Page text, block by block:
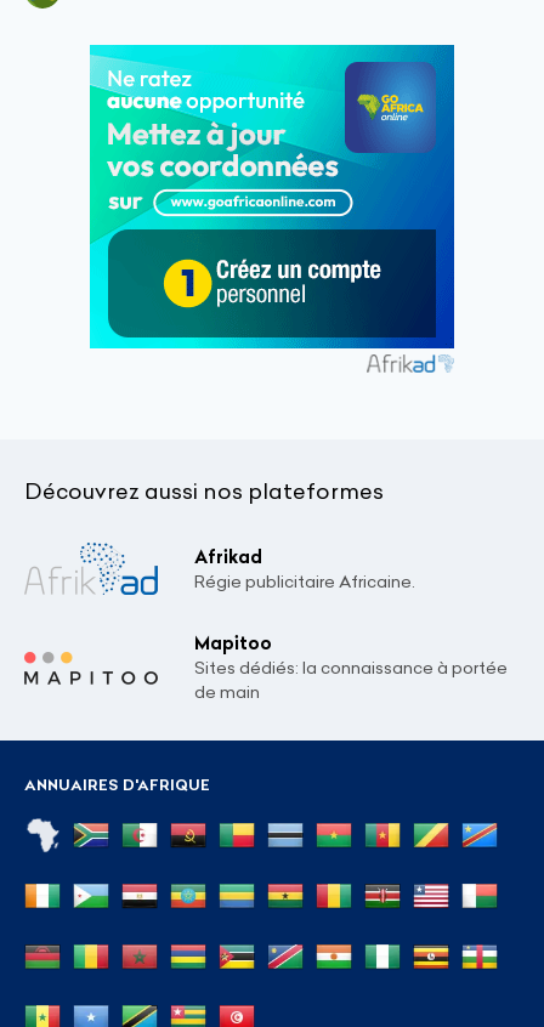
Découvrez aussi nos plateformes
Afrikad
Régie publicitaire Africaine.
Mapitoo
Sites dédiés: la connaissance à portée
de main
ANNUAIRES D'AFRIQUE